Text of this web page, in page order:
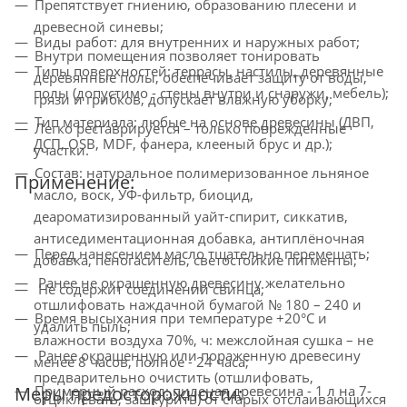
Препятствует гниению, образованию плесени и
древесной синевы;
Внутри помещения позволяет тонировать
деревянные полы, обеспечивает защиту от воды,
грязи и грибков, допускает влажную уборку;
Легко реставрируется – только поврежденные
участки.
Виды работ: для внутренних и наружных работ;
Типы поверхностей: террасы, настилы, деревянные
полы (допустимо - стены внутри и снаружи, мебель);
Тип материала: любые на основе древесины (ДВП,
ДСП, OSB, MDF, фанера, клееный брус и др.);
Состав: натуральное полимеризованное льняное
масло, воск, УФ-фильтр, биоцид,
деароматизированный уайт-спирит, сиккатив,
антиседиментационная добавка, антиплёночная
добавка, пеногаситель, светостойкие пигменты;
Не содержит соединений свинца;
Время высыхания при температуре +20°С и
влажности воздуха 70%, ч: межслойная сушка – не
менее 8 часов, полное - 24 часа;
Примерный расход: пиленая древесина - 1 л на 7-
Применение:
Перед нанесением масло тщательно перемешать;
Ранее не окрашенную древесину желательно
отшлифовать наждачной бумагой № 180 – 240 и
удалить пыль;
Ранее окрашенную или пораженную древесину
предварительно очистить (отшлифовать,
отциклевать, зашкурить) от старых отслаивающихся
Меры предосторожности: